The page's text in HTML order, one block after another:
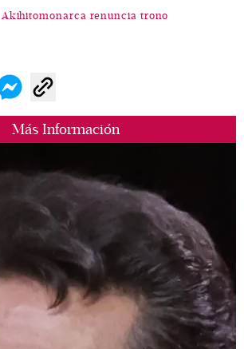
Más Información
Akihitomonarca renuncia trono